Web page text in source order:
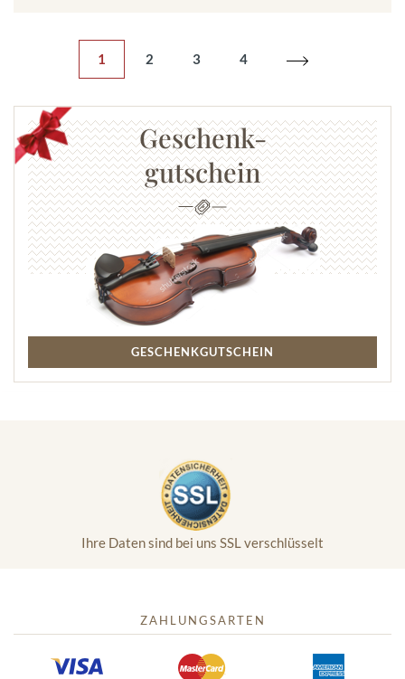
1 2 3 4
Geschenk-
gutschein
GESCHENKGUTSCHEIN
Ihre Daten sind bei uns SSL verschlüsselt
ZAHLUNGSARTEN